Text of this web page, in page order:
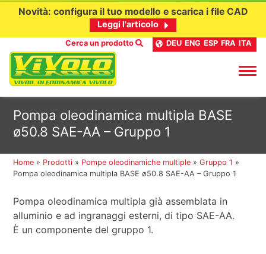
contenuto
Novità: configura il tuo modello e scarica i file CAD
Leggi l'articolo
Cerca un prodotto DEU ENG ESP FRA ITA
Pompa oleodinamica multipla BASE
ø50.8 SAE-AA – Gruppo 1
Home » Prodotti » Pompe oleodinamiche multiple »Gruppo 1 »
Pompa oleodinamica multipla BASE ø50.8 SAE-AA – Gruppo 1
Pompa oleodinamica multipla già assemblata in
alluminio e ad ingranaggi esterni, di tipo SAE-AA.
È un componente del gruppo 1.